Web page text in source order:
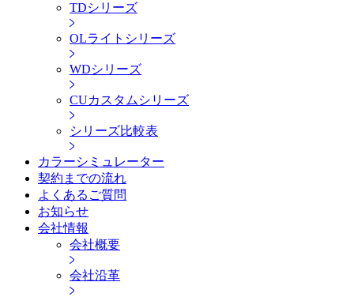
TDシリーズ
OLライトシリーズ
WDシリーズ
CUカスタムシリーズ
シリーズ比較表
カラーシミュレーター
契約までの流れ
よくあるご質問
お知らせ
会社情報
会社概要
会社沿革